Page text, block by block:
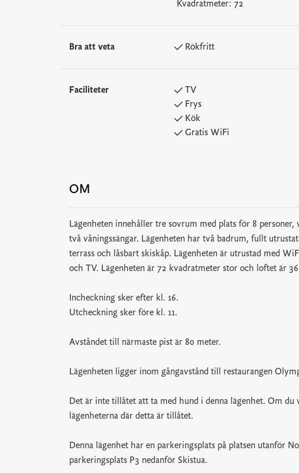
Kvadratmeter: 72
Bra att veta Rökfritt
Faciliteter TV
Frys
Kök
Gratis WiFi
OM
Lägenheten innehåller tre sovrum med plats för 8
två våningssängar. Lägenheten har två badrum, fullt
terrass och låsbart skiskåp. Lägenheten är utrustad med
och TV. Lägenheten är 72 kvadratmeter stor och loftet är
Incheckning sker efter kl. 16.
Utcheckning sker före kl. 11.
Avståndet till närmaste pist är 80 meter.
Lägenheten ligger inom gångavstånd till restaurangen
Det är inte tillåtet att ta med hund i denna lägenhet. Om du
lägenheterna där detta är tillåtet.
Denna lägenhet har en parkeringsplats på platsen utanför
parkeringsplats P3 nedanför Skistua.